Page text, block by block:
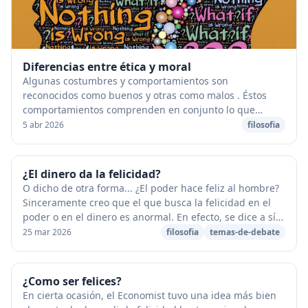
Diferencias entre ética y moral
Algunas costumbres y comportamientos son
reconocidos como buenos y otras como malos . Éstos
comportamientos comprenden en conjunto lo que
llamaríamos "la moralidad". Podría decirse que es la
5 abr 2026 filosofia
¿El dinero da la felicidad?
O dicho de otra forma... ¿El poder hace feliz al hombre?
Sinceramente creo que el que busca la felicidad en el
poder o en el dinero es anormal. En efecto, se dice a sí
mismo: si no tengo autoridad sob...
25 mar 2026 filosofia temas-de-debate
¿Como ser felices?
En cierta ocasión, el Economist tuvo una idea más bien